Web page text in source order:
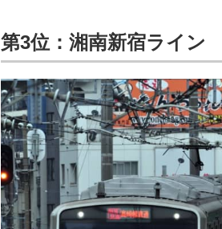
ちょっと気になるネットの話題
第3位：湘南新宿ライン